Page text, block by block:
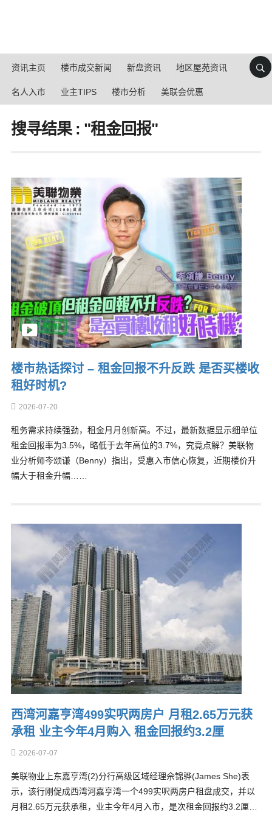
资讯主页 楼市成交新闻 新盘资讯 地区屋苑资讯
名人入市 业主TIPS 楼市分析 美联会优惠
搜寻结果 : "租金回报"
楼市热话探讨 – 租金回报不升反跌 是否买楼收
租好时机?
2026-07-20
租务需求持续强劲，租金月月创新高。不过，最新数据显示细单位
租金回报率为3.5%，略低于去年高位的3.7%，究竟点解？美联物
业分析师岑颂谦（Benny）指出，受惠入市信心恢复，近期楼价升
幅大于租金升幅……
西湾河嘉亨湾499实呎两房户 月租2.65万元获
承租 业主今年4月购入 租金回报约3.2厘
2026-07-07
美联物业上东嘉亨湾(2)分行高级区域经理佘锦骅(James She)表
示，该行刚促成西湾河嘉亨湾一个499实呎两房户租盘成交，并以
月租2.65万元获承租，业主今年4月入市，是次租金回报约3.2厘…